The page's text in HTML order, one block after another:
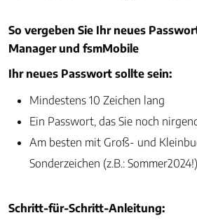
So vergeben Sie Ihr neues
Manager und fsmMobile
Ihr neues Passwort sollte sein:
Mindestens 10 Zeichen lang
Ein Passwort, das Sie noch
Am besten mit Groß- und
Sonderzeichen (z.B.: Sommer2024!)
Schritt-für-Schritt-Anleitung: